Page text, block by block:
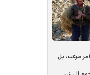
مرعب، بل